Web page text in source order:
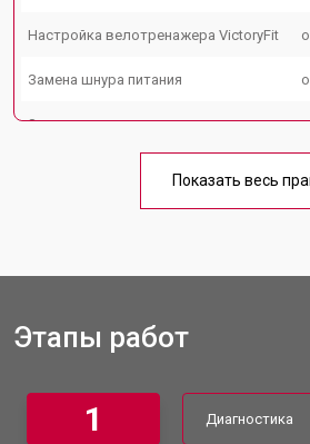
Настройка велотренажера VictoryFit
Замена шнура питания
Замена датчиков
Комплексная чистка
Ремонт системы сопротивления
Показать весь
Этапы работ
1 Диагностика